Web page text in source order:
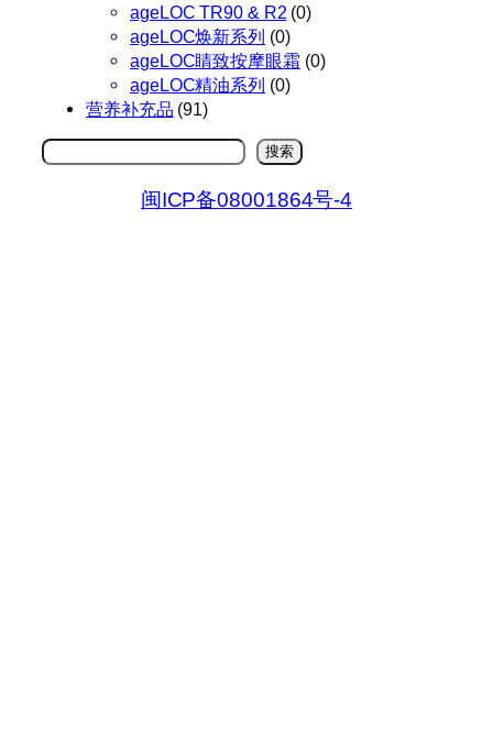
ageLOC TR90 & R2 (0)
ageLOC焕新系列 (0)
ageLOC睛致按摩眼霜 (0)
ageLOC精油系列 (0)
营养补充品 (91)
搜
搜索
闽ICP备08001864号-4